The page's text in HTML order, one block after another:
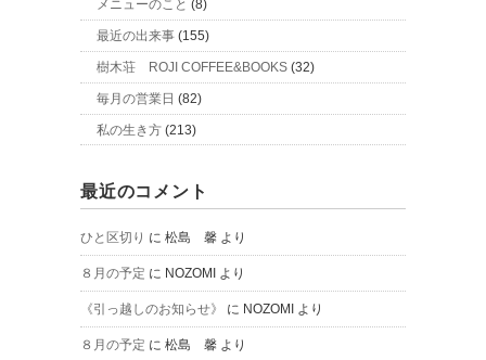
メニューのこと (8)
最近の出来事 (155)
樹木荘 ROJI COFFEE&BOOKS (32)
毎月の営業日 (82)
私の生き方 (213)
最近のコメント
ひと区切り に 松島 馨 より
８月の予定 に NOZOMI より
《引っ越しのお知らせ》 に NOZOMI より
８月の予定 に 松島 馨 より